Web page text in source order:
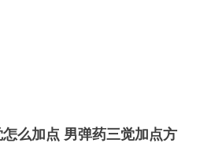
怎么加点 男弹药三觉加点方